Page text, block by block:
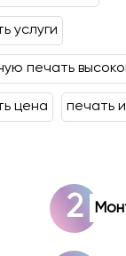
услуги
печать
цена печать